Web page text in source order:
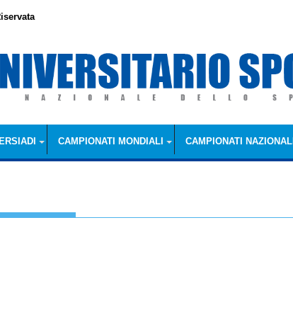
CAMPIONATI MONDIALI CAMPIONATI NAZIONALI